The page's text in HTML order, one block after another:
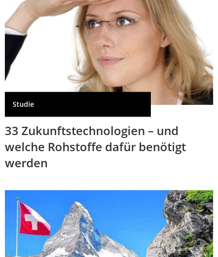
Studie
33 Zukunftstechnologien – und
welche Rohstoffe dafür benötigt
werden